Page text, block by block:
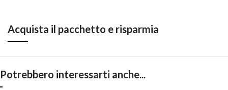
Acquista il pacchetto e risparmia
Potrebbero interessarti anche...